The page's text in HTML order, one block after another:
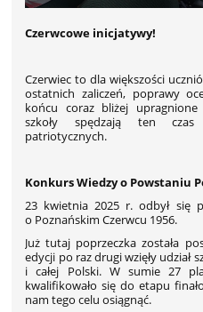
Czerwcowe inicjatywy!
Czerwiec to dla większości
ostatnich zaliczeń, poprawy
końcu coraz bliżej
szkoły spędzają ten czas
patriotycznych.
Konkurs Wiedzy o Powstaniu
23 kwietnia 2025 r. odbył się
o Poznańskim Czerwcu 1956.
Już tutaj poprzeczka została
edycji po raz drugi wzięły udział
i całej Polski. W sumie 27
kwalifikowało się do etapu
nam tego celu osiągnąć.